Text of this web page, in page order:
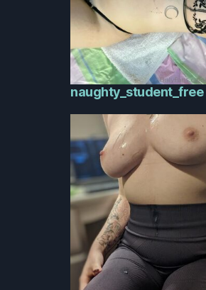
naughty_student_free